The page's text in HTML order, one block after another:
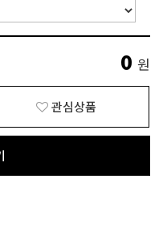
0 원
관심상품